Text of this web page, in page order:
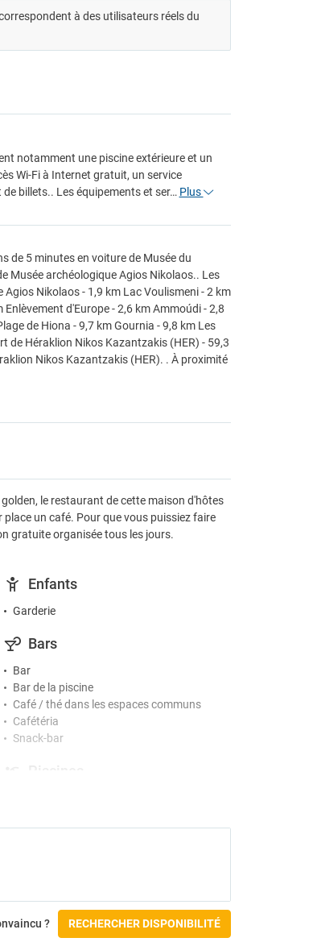
à des utilisateurs réels du
notamment une piscine extérieure et un
Wi-Fi à Internet gratuit, un service
billets.. Les équipements et ser… Plus
de 5 minutes en voiture de Musée du
Musée archéologique Agios Nikolaos.. Les
Nikolaos - 1,9 km Lac Voulismeni - 2 km
d'Europe - 2,6 km Ammoúdi - 2,8
de Hiona - 9,7 km Gournia - 9,8 km Les
de Héraklion Nikos Kazantzakis (HER) - 59,3
Nikos Kazantzakis (HER). . À proximité
le restaurant de cette maison d'hôtes
un café. Pour que vous puissiez faire
gratuite organisée tous les jours.
Enfants
Garderie
Bars
Bar
Bar de la piscine
Café / thé dans les espaces communs
Cafétéria
Snack-bar
? RECHERCHER DISPONIBILITÉ